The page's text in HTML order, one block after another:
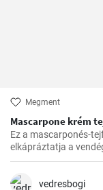
Megment
Mascarpone krém
Ez a mascarponés-
elkápráztatja a
tökéletes kísérő, de
vedresbogi